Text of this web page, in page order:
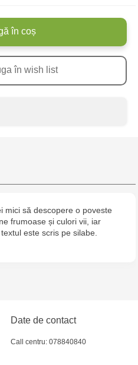
în coș
în wish list
mici să descopere o poveste
frumoase și culori vii, iar
este scris pe silabe.
Date de contact
Call centru: 078840840